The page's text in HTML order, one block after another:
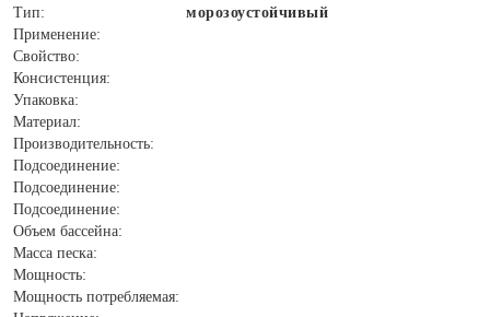
Тип:
морозоустойчивый
Применение:
Свойство:
Консистенция:
Упаковка:
Материал:
Производительность:
Подсоединение:
Подсоединение:
Подсоединение:
Объем бассейна:
Масса песка:
Мощность:
Мощность потребляемая: